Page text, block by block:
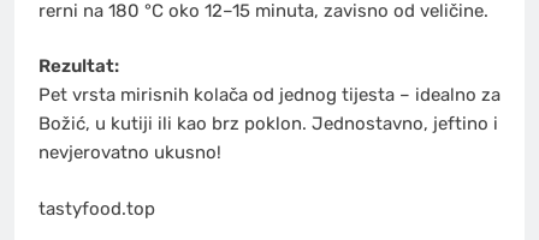
rerni na 180 °C oko 12–15 minuta, zavisno od veličine.
Rezultat:
Pet vrsta mirisnih kolača od jednog tijesta – idealno za
Božić, u kutiji ili kao brz poklon. Jednostavno, jeftino i
nevjerovatno ukusno!
tastyfood.top